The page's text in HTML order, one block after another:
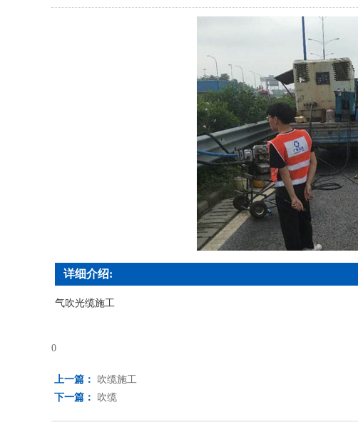
详细介绍:
气吹光缆施工
0
上一篇：
吹缆施工
下一篇：
吹缆